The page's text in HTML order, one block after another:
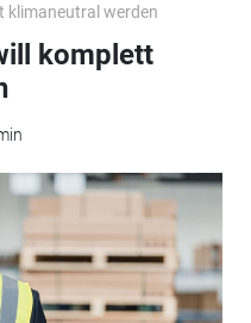
klimaneutral werden
komplett